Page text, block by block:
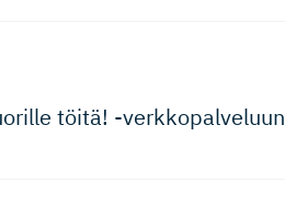
töitä! -verkkopalveluun